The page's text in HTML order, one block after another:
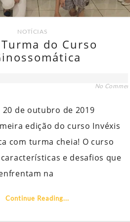
NOTÍCIAS
do Curso
No
20 de outubro de 2019
edição do curso Invéxis
com turma cheia! O curso
e desafios que
na
Continue Reading...